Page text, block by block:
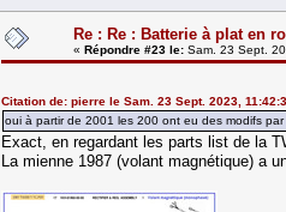
Re : Re : Batterie à plat en
« Répondre #23 le: Sam. 23 Sept.
Citation de: pierre le Sam. 23 Sept. 2023,
oui à partir de 2001 les 200 ont eu des modifs
Exact, en regardant les parts list de la
La mienne 1987 (volant magnétique) a